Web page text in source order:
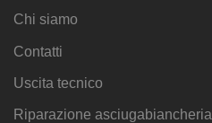
Chi siamo
Contatti
Uscita tecnico
Riparazione asciugabiancheria